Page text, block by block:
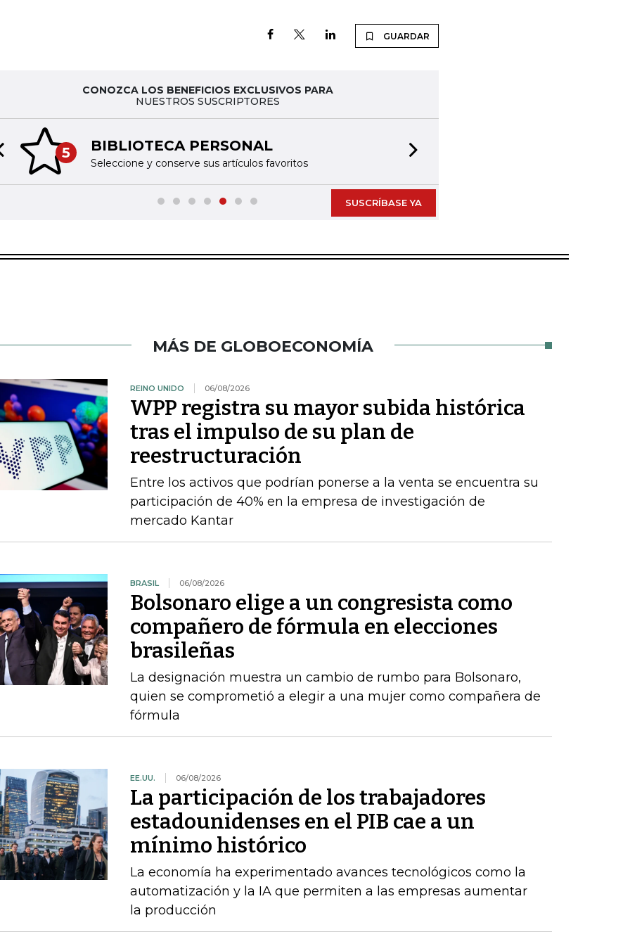
GUARDAR
CONOZCA LOS BENEFICIOS EXCLUSIVOS PARA
NUESTROS SUSCRIPTORES
5 BIBLIOTECA PERSONAL
Seleccione y conserve sus artículos favoritos
slide
SUSCRÍBASE YA
MÁS DE GLOBOECONOMÍA
REINO UNIDO 06/08/2026
WPP registra su mayor subida histórica
tras el impulso de su plan de
reestructuración
Entre los activos que podrían ponerse a la venta se encuentra su
participación de 40% en la empresa de investigación de
mercado Kantar
BRASIL 06/08/2026
Bolsonaro elige a un congresista como
compañero de fórmula en elecciones
brasileñas
La designación muestra un cambio de rumbo para Bolsonaro,
quien se comprometió a elegir a una mujer como compañera de
fórmula
EE.UU. 06/08/2026
La participación de los trabajadores
estadounidenses en el PIB cae a un
mínimo histórico
La economía ha experimentado avances tecnológicos como la
automatización y la IA que permiten a las empresas aumentar
la producción